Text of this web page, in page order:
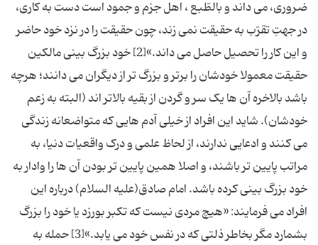
ضروری، می داند و بالطّبع ، اهل جزم و جمود است دست به کاری،
در جهتِ تقرّب به حقیقت نمی زند، چون حقیقت را در نزد خود حاضر
و این کار را تحصیل حاصل می داند.»[2] خود بزرگ بینی مالکین
حقیقت معمولا خودشان را برتر و بزرگ تر از دیگران می دانند؛ هرچه
باشد بالاخره آن ها یک سر و گردن از بقیه بالاتر اند (البته به زعم
خودشان). شاید این افراد از خیلی آدم هایی که متواضعانه زندگی
می کنند و ادعایی ندارند، از لحاظ علمی و درک واقعیات دنیا، به
مراتب پایین تر باشند، و اصلا همین پایین تر بودن آن ها را وادار به
خود بزرگ بینی کرده باشد. امام صادق(علیه السلام) درباره این
افراد می فرمایند: «هیچ مردی نیست که تکبر بورزد یا خود را بزرگ
بشمارد مگر بخاطر ذلتی که در نفس خود می یابد.»[3] حمله به